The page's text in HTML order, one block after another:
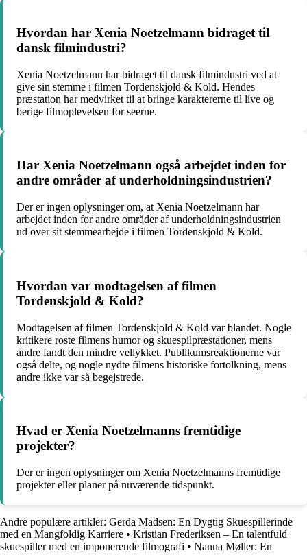
Hvordan har Xenia Noetzelmann bidraget til
dansk filmindustri?
Xenia Noetzelmann har bidraget til dansk filmindustri ved at
give sin stemme i filmen Tordenskjold & Kold. Hendes
præstation har medvirket til at bringe karaktererne til live og
berige filmoplevelsen for seerne.
Har Xenia Noetzelmann også arbejdet inden for
andre områder af underholdningsindustrien?
Der er ingen oplysninger om, at Xenia Noetzelmann har
arbejdet inden for andre områder af underholdningsindustrien
ud over sit stemmearbejde i filmen Tordenskjold & Kold.
Hvordan var modtagelsen af filmen
Tordenskjold & Kold?
Modtagelsen af filmen Tordenskjold & Kold var blandet. Nogle
kritikere roste filmens humor og skuespilpræstationer, mens
andre fandt den mindre vellykket. Publikumsreaktionerne var
også delte, og nogle nydte filmens historiske fortolkning, mens
andre ikke var så begejstrede.
Hvad er Xenia Noetzelmanns fremtidige
projekter?
Der er ingen oplysninger om Xenia Noetzelmanns fremtidige
projekter eller planer på nuværende tidspunkt.
Andre populære artikler: Gerda Madsen: En Dygtig Skuespillerinde
med en Mangfoldig Karriere • Kristian Frederiksen – En talentfuld
skuespiller med en imponerende filmografi • Nanna Møller: En